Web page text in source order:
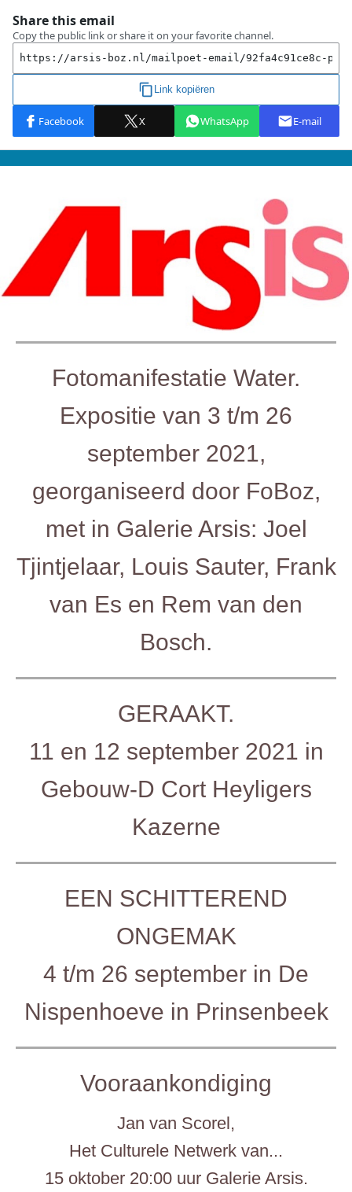
Fotomanifestatie Water.
Expositie van 3 t/m 26
september 2021,
georganiseerd door FoBoz,
met in Galerie Arsis: Joel
Tjintjelaar, Louis Sauter, Frank
van Es en Rem van den
Bosch.
GERAAKT.
11 en 12 september 2021 in
Gebouw-D Cort Heyligers
Kazerne
EEN SCHITTEREND
ONGEMAK
4 t/m 26 september in De
Nispenhoeve in Prinsenbeek
Vooraankondiging
Jan van Scorel,
Het Culturele Netwerk van...
15 oktober 20:00 uur Galerie Arsis.